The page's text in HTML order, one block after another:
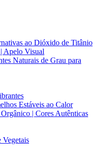
ao Dióxido de Titânio
Apelo Visual
Naturais de Grau para
Estáveis ao Calor
| Cores Autênticas
Vegetais